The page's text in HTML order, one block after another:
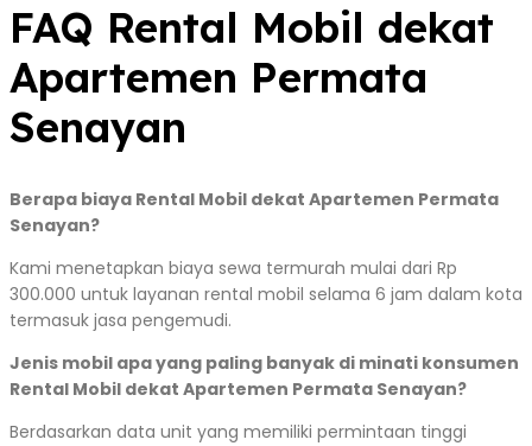
FAQ Rental Mobil dekat
Apartemen Permata
Senayan
Berapa biaya Rental Mobil dekat Apartemen Permata
Senayan?
Kami menetapkan biaya sewa termurah mulai dari Rp
300.000 untuk layanan rental mobil selama 6 jam dalam kota
termasuk jasa pengemudi.
Jenis mobil apa yang paling banyak di minati konsumen
Rental Mobil dekat Apartemen Permata Senayan?
Berdasarkan data unit yang memiliki permintaan tinggi